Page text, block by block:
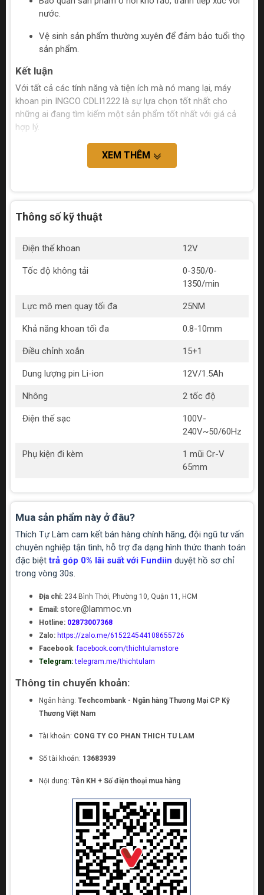
nước.
Vệ sinh sản phẩm thường xuyên để đảm bảo tuổi thọ
sản phẩm.
Kết luận
Với tất cả các tính năng và tiện ích mà nó mang lại, máy
khoan pin INGCO CDLI1222 là sự lựa chọn tốt nhất cho
những ai đang tìm kiếm một sản phẩm tốt nhất với giá cả
hợp lý.
XEM THÊM
Thông số kỹ thuật
Điện thế khoan 12V
Tốc độ không tải
0-350/0-
1350/min
Lực mô men quay tối đa 25NM
Khả năng khoan tối đa 0.8-10mm
Điều chỉnh xoắn 15+1
Dung lượng pin Li-ion 12V/1.5Ah
Nhông 2 tốc độ
Điện thế sạc
100V-
240V~50/60Hz
Phụ kiện đi kèm
1 mũi Cr-V
65mm
Mua sản phẩm này ở đâu?
Thích Tự Làm cam kết bán hàng chính hãng, đội ngũ tư vấn
chuyên nghiệp tận tình, hỗ trợ đa dạng hình thức thanh toán
đặc biệttrả góp 0% lãi suất với Fundiin duyệt hồ sơ chỉ
trong vòng 30s.
Địa chỉ: 234 Bình Thới, Phường 10, Quận 11, HCM
Email: store@lammoc.vn
Hotline: 02873007368
Zalo: https://zalo.me/615224544108655726
Facebook:facebook.com/thichtulamstore
Telegram: telegram.me/thichtulam
Thông tin chuyển khoản:
Ngân hàng: Techcombank - Ngân hàng Thương Mại CP Kỹ
Thương Việt Nam
Tài khoản: CONG TY CO PHAN THICH TU LAM
Số tài khoản: 13683939
Nội dung: Tên KH + Số điện thoại mua hàng